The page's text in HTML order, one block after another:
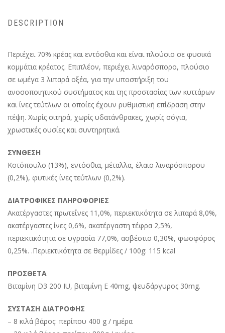
DESCRIPTION
Περιέχει 70% κρέας και εντόσθια και είναι πλούσιο σε φυσικά
κομμάτια κρέατος. Επιπλέον, περιέχει λιναρόσπορο, πλούσιο
σε ωμέγα 3 λιπαρά οξέα, για την υποστήριξη του
ανοσοποιητικού συστήματος και της προστασίας των κυττάρων
και ίνες τεύτλων οι οποίες έχουν ρυθμιστική επίδραση στην
πέψη. Χωρίς σιτηρά, χωρίς υδατάνθρακες, χωρίς σόγια,
χρωστικές ουσίες και συντηρητικά.
ΣΥΝΘΕΣΗ
Κοτόπουλο (13%), εντόσθια, μέταλλα, έλαιο λιναρόσπορου
(0,2%), φυτικές ίνες τεύτλων (0,2%).
ΔΙΑΤΡΟΦΙΚΕΣ ΠΛΗΡΟΦΟΡΙΕΣ
Ακατέργαστες πρωτεΐνες 11,0%, περιεκτικότητα σε λιπαρά 8,0%,
ακατέργαστες ίνες 0,6%, ακατέργαστη τέφρα 2,5%,
περιεκτικότητα σε υγρασία 77,0%, ασβέστιο 0,30%, φωσφόρος
0,25%. .Περιεκτικότητα σε θερμίδες / 100g: 115 kcal
ΠΡΟΣΘΕΤΑ
Βιταμίνη D3 200 IU, βιταμίνη Ε 40mg, ψευδάργυρος 30mg.
ΣΥΣΤΑΣΗ ΔΙΑΤΡΟΦΗΣ
– 8 κιλά βάρος: περίπου 400 g / ημέρα